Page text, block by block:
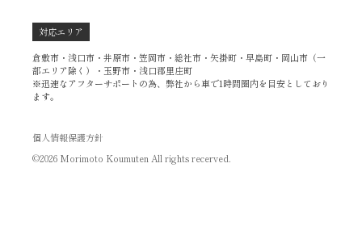
対応エリア
倉敷市・浅口市・井原市・笠岡市・総社市・矢掛町・早島町・岡山市（一
部エリア除く）・玉野市・浅口郡里庄町
※迅速なアフターサポートの為、弊社から車で1時間圏内を目安としており
ます。
個人情報保護方針
©2026 Morimoto Koumuten All rights recerved.